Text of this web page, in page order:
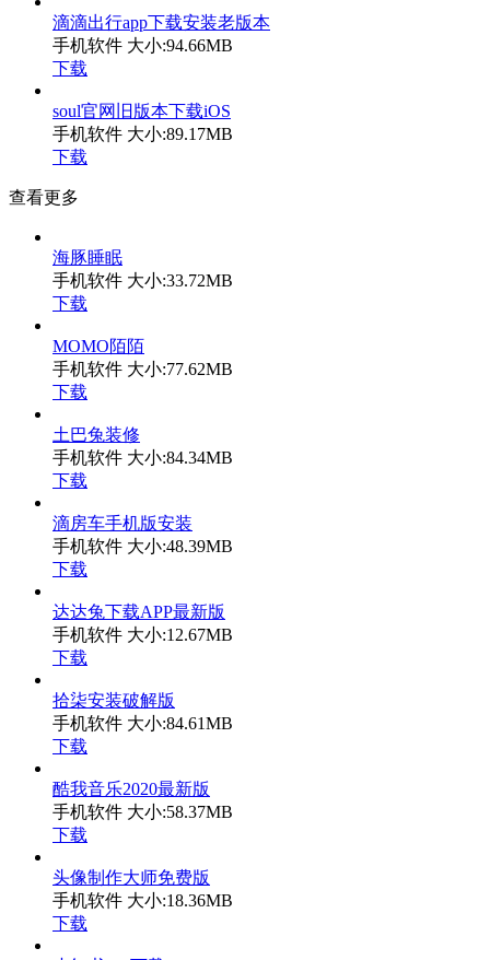
滴滴出行app下载安装老版本
手机软件 大小:94.66MB
下载
soul官网旧版本下载iOS
手机软件 大小:89.17MB
下载
查看更多
海豚睡眠
手机软件 大小:33.72MB
下载
MOMO陌陌
手机软件 大小:77.62MB
下载
土巴兔装修
手机软件 大小:84.34MB
下载
滴房车手机版安装
手机软件 大小:48.39MB
下载
达达兔下载APP最新版
手机软件 大小:12.67MB
下载
拾柒安装破解版
手机软件 大小:84.61MB
下载
酷我音乐2020最新版
手机软件 大小:58.37MB
下载
头像制作大师免费版
手机软件 大小:18.36MB
下载